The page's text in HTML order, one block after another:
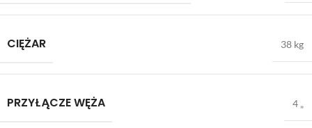
CIĘŻAR 38 kg
PRZYŁĄCZE WĘŻA 4 „